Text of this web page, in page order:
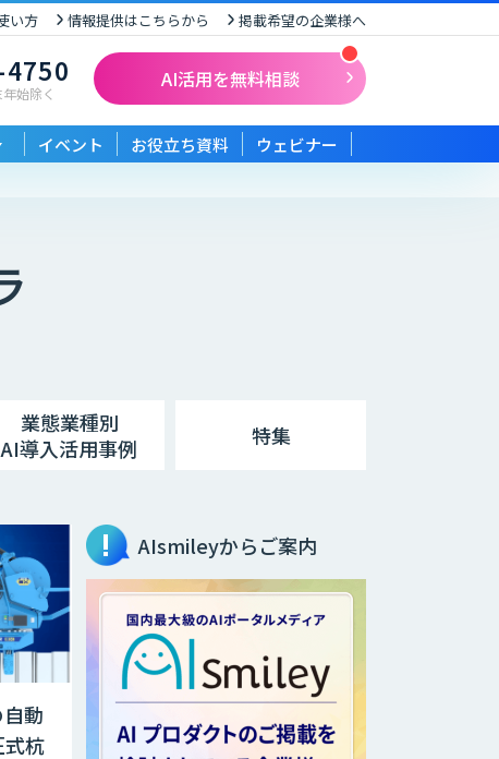
い方 情報提供はこちらから 掲載希望の企業様へ
始除く
AI活用を無料相談
イベント お役立ち資料 ウェビナー
業態業種別
AI導入活用事例
特集
動
杭
AIsmileyからご案内